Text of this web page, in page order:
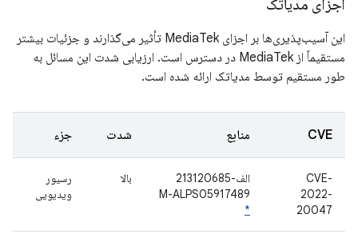
اجزای مدیاتک
این آسیب‌پذیری‌ها بر اجزای MediaTek تأثیر می‌گذارند و جزئیات بیشتر
مستقیماً از MediaTek در دسترس است. ارزیابی شدت این مسائل به
طور مستقیم توسط مدیاتک ارائه شده است.
CVE منابع شدت جزء
CVE-
2022-
20047
الف-213120685
M-ALPS05917489
*
بالا
رسیور
ویدیویی